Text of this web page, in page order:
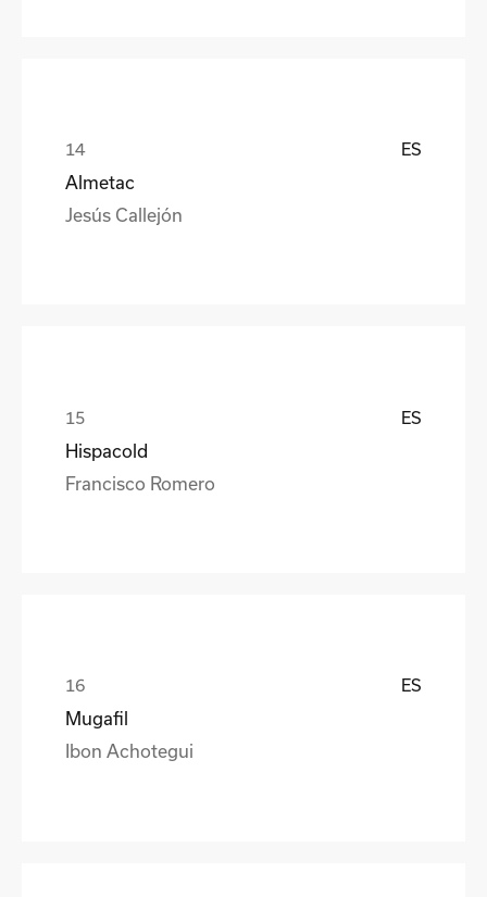
ES
Almetac
Jesús Callejón
ES
Hispacold
Francisco Romero
ES
Mugafil
Ibon Achotegui